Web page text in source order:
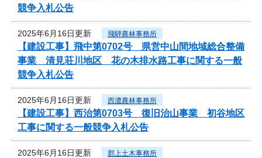
競争入札公告
2025年6月16日更新 飛騨農林事務所
【建設工事】飛中第0702号 県営中山間地域総合整備
事業 清見荘川地区 花の木排水路工事に関する一般
競争入札公告
2025年6月16日更新 西濃農林事務所
【建設工事】西治第0703号 復旧治山事業 初谷地区
工事に関する一般競争入札公告
2025年6月16日更新 郡上土木事務所